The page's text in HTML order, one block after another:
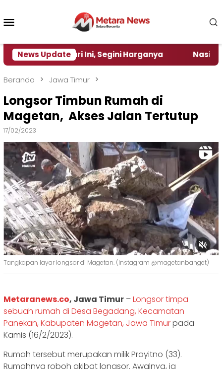
konten
News Update
Per Hari Ini, Segini Harganya ‎Nasirun Maestro
Beranda Jawa Timur
Longsor Timbun Rumah di
Magetan, Akses Jalan Tertutup
17/02/2023
Tangkapan layar longsor di Magetan. (Instagram @magetanbanget)
Metaranews.co, Jawa Timur –Longsor timpa
sebuah rumah di Desa Begadang, Kecamatan
Panekan, Kabupaten Magetan, Jawa Timurpada
Kamis (16/2/2023).
Rumah tersebut merupakan milik Prayitno (33).
Rumahnya roboh akibat longsor. Awalnya, ia